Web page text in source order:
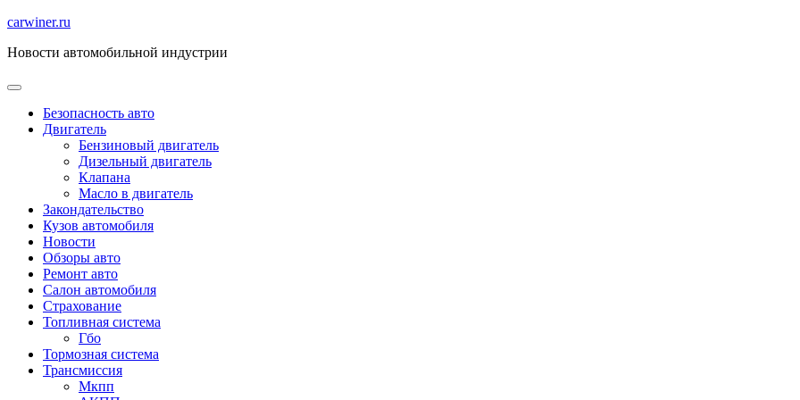
Перейти
содержимому
carwiner.ru
Новости автомобильной индустрии
Безопасность авто
Двигатель
Бензиновый двигатель
Дизельный двигатель
Клапана
Масло в двигатель
Закондательство
Кузов автомобиля
Новости
Обзоры авто
Ремонт авто
Салон автомобиля
Страхование
Топливная система
Гбо
Тормозная система
Трансмиссия
Мкпп